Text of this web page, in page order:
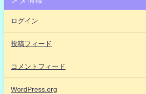
ログイン
投稿フィード
コメントフィード
WordPress.org